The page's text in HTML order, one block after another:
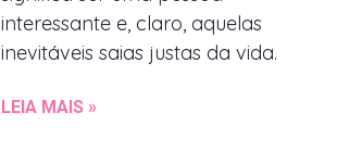
interessante e, claro, aquelas
inevitáveis saias justas da vida.
LEIA MAIS »